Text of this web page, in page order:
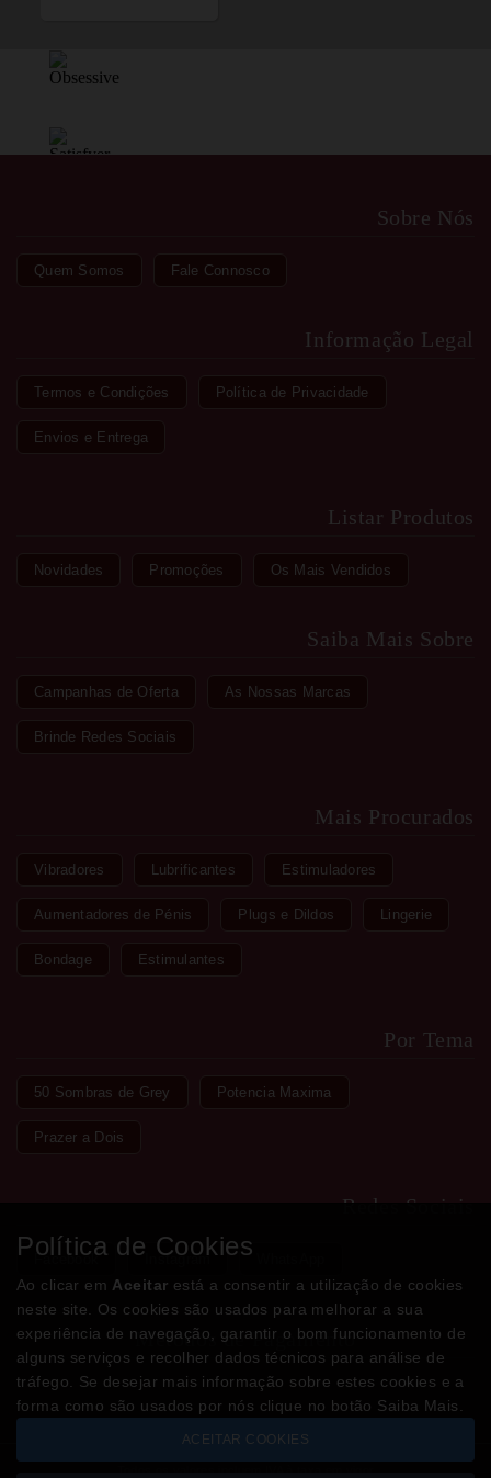
Sobre Nós
Quem Somos Fale Connosco
Informação Legal
Termos e Condições Política de Privacidade
Envios e Entrega
Listar Produtos
Novidades Promoções Os Mais Vendidos
Saiba Mais Sobre
Campanhas de Oferta As Nossas Marcas
Brinde Redes Sociais
Mais Procurados
Vibradores Lubrificantes Estimuladores
Aumentadores de Pénis Plugs e Dildos Lingerie
Bondage Estimulantes
Por Tema
50 Sombras de Grey Potencia Maxima
Prazer a Dois
Redes Sociais
Facebook Instagram
Métodos de Pagamento
Política de Cookies
Ao clicar em Aceitar está a consentir a utilização de cookies
neste site. Os cookies são usados para melhorar a sua
experiência de navegação, garantir o bom funcionamento de
alguns serviços e recolher dados técnicos para análise de
tráfego. Se desejar mais informação sobre estes cookies e a
forma como são usados por nós clique no botão Saiba Mais.
ACEITAR COOKIES